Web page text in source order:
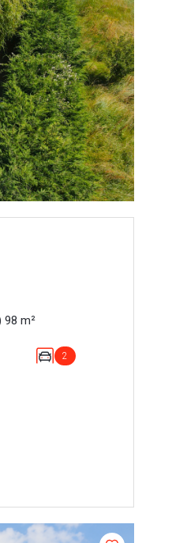
Villa 5 pièce(s) 3 chambre(s) 98 m²
2